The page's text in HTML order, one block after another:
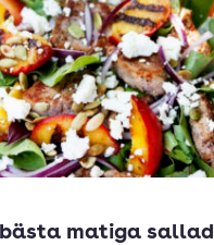
bästa matiga